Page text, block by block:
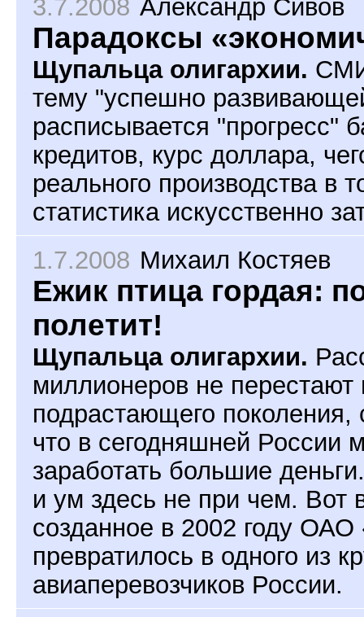
3.7.2008 Александр Сивов
Парадоксы
Щупальца олигархии.
тему "успешно
расписывается "прогресс"
кредитов, курс доллара,
реального производства в
статистика искусственно
1.7.2008 Михаил Костяев
Ежик птица гордая:
полетит!
Щупальца олигархии.
миллионеров не
подрастающего
что в сегодняшней России
заработать большие
и ум здесь не при чем. Вот
созданное в 2002 году ОАО
превратилось в одного из
авиаперевозчиков России.